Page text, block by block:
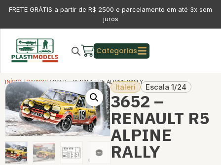
FRETE GRÁTIS a partir de R$ 2500 e parcelamento em até 3x sem
juros
Categorias
INÍCIO/CARROS / 3652 – RENAULT R5 ALPINE RALLY
Italeri Escala 1/24
3652 –
RENAULT R5
ALPINE
RALLY